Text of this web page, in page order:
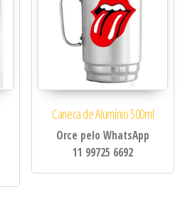
Caneca de Alumínio 500ml
Orce pelo WhatsApp
11 99725 6692